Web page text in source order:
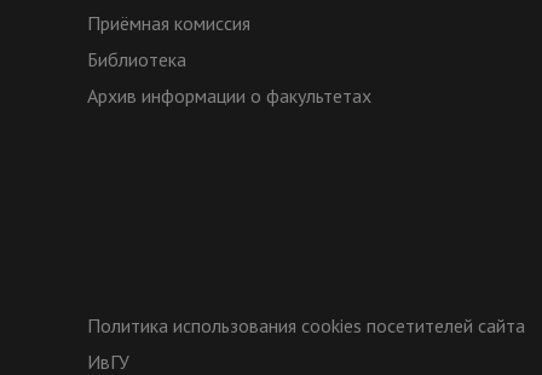
Приёмная комиссия
Библиотека
Архив информации о факультетах
Политика использования cookies посетителей сайта
ИвГУ